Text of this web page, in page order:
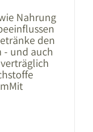
Nahrung
den
- und auch